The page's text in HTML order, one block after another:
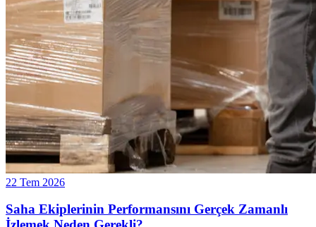
22 Tem 2026
Saha Ekiplerinin Performansını Gerçek Zamanlı